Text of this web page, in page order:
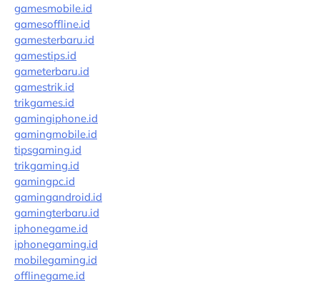
gamesmobile.id
gamesoffline.id
gamesterbaru.id
gamestips.id
gameterbaru.id
gamestrik.id
trikgames.id
gamingiphone.id
gamingmobile.id
tipsgaming.id
trikgaming.id
gamingpc.id
gamingandroid.id
gamingterbaru.id
iphonegame.id
iphonegaming.id
mobilegaming.id
offlinegame.id